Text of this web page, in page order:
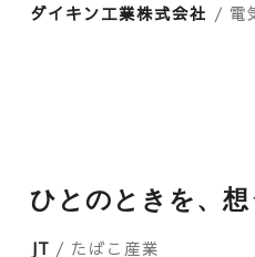
ダイキン工業株式会社 / 電
ひとのときを、想
JT / たばこ産業